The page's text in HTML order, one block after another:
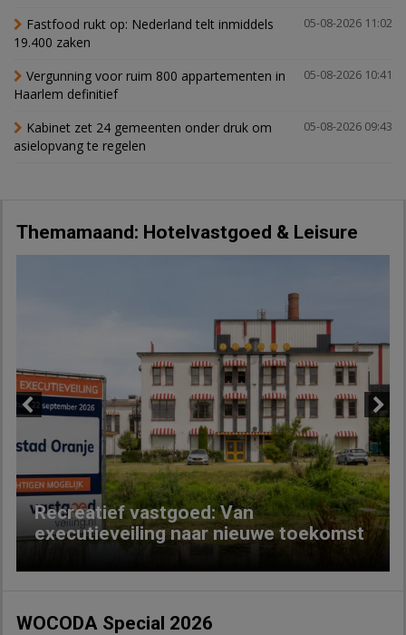
05-08-2026 11:02
Fastfood rukt op: Nederland telt inmiddels
19.400 zaken
05-08-2026 10:41
Vergunning voor ruim 800 appartementen in
Haarlem definitief
05-08-2026 09:43
Kabinet zet 24 gemeenten onder druk om
asielopvang te regelen
Themamaand: Hotelvastgoed & Leisure
Recreatief vastgoed: Van
executieveiling naar nieuwe toekomst
Next
WOCODA Special 2026